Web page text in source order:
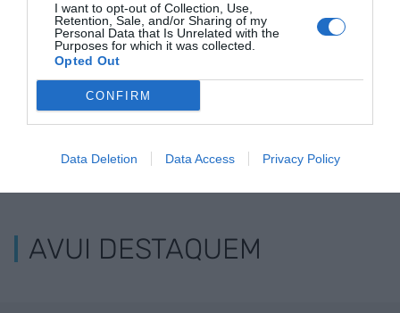
I want to opt-out of Collection, Use,
Retention, Sale, and/or Sharing of my
Personal Data that Is Unrelated with the
Purposes for which it was collected.
Opted Out
CONFIRM
Data Deletion Data Access Privacy Policy
ELS MÉS LLEGITS
AVUI DESTAQUEM